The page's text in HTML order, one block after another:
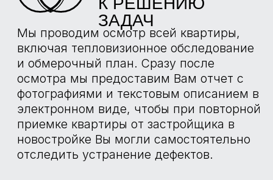
ТЕСТЕР
НАПРЯЖЕНИЯ
TESTO 750-2
Определение наличия напряжения,
заземления в розетках и в щите
механизации. Проверка срабатывания
УЗО. Проверка остаточного напряжения.